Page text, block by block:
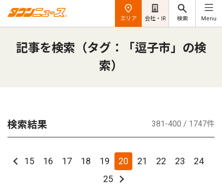
エリア 会社・IR 検索 Menu
記事を検索（タグ：「逗子市」の検
索）
検索結果 381-400 / 1747件
15 16 17 18 19 20 21 22 23
24
25